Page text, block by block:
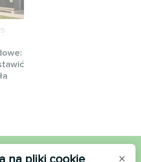
na pliki cookie ×